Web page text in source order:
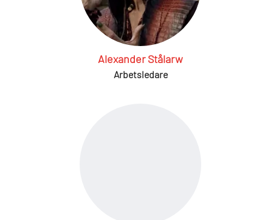
Alexander Stålarw
Arbetsledare